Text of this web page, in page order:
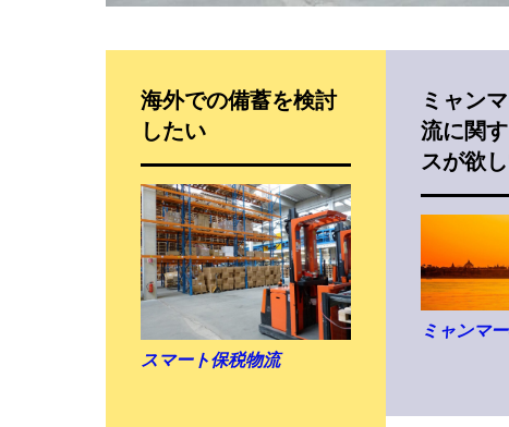
海外での備蓄を検討
したい
スマート保税物流
ミャン
流に関
スが欲
ミャンマ